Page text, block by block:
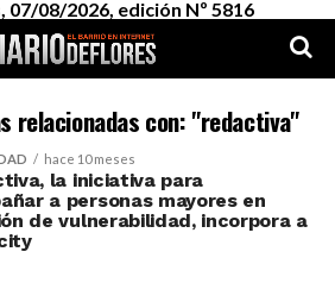
07/08/2026, edición Nº 5816
relacionadas con: "redactiva"
hace 10 meses
la iniciativa para
a personas mayores en
de vulnerabilidad, incorpora a